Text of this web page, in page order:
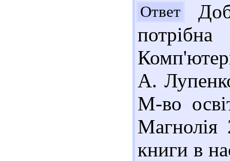
Ответ
А.
М-во
книги в